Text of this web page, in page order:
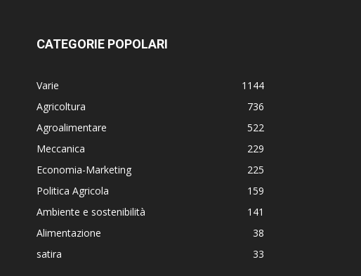
CATEGORIE POPOLARI
Varie
1144
Agricoltura
736
Agroalimentare
522
Meccanica
229
Economia-Marketing
225
Politica Agricola
159
Ambiente e sostenibilità
141
Alimentazione
38
satira
33